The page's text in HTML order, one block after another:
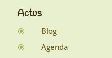
Actus
\ Blog
\ Agenda